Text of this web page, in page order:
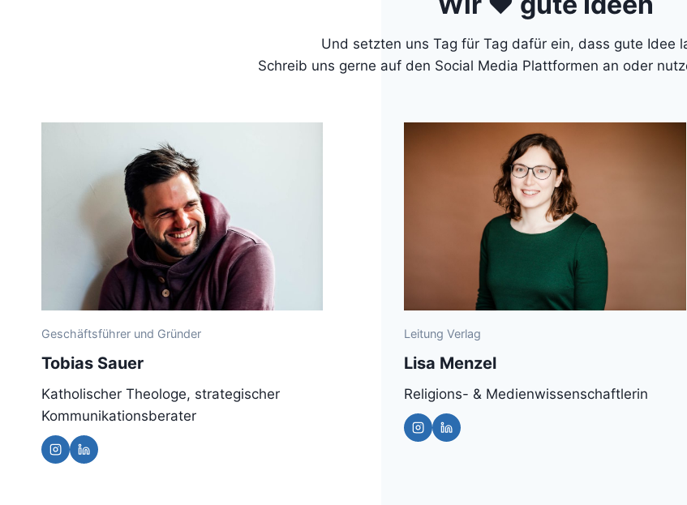
Und setzten uns Tag für Tag dafür ein, dass gute Idee
Schreib uns gerne auf den Social Media Plattformen an oder
Geschäftsführer und Gründer
Tobias Sauer
Katholischer Theologe, strategischer
Kommunikationsberater
Leitung Verlag
Lisa Menzel
Religions- & Medienwissenschaftlerin